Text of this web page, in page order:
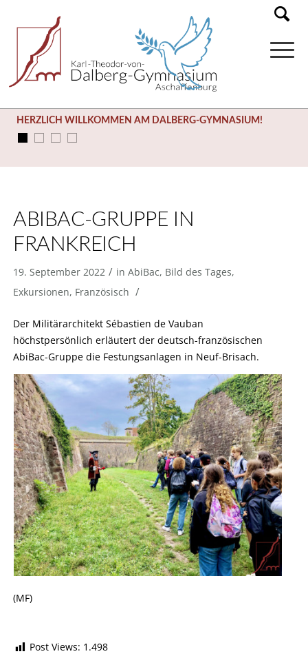
HERZLICH WILLKOMMEN AM DALBERG-GYMNASIUM!
ABIBAC-GRUPPE IN
FRANKREICH
19. September 2022 / in AbiBac, Bild des Tages,
Exkursionen, Französisch /
Der Militärarchitekt Sébastien de Vauban
höchstpersönlich erläutert der deutsch-französischen
AbiBac-Gruppe die Festungsanlagen in Neuf-Brisach.
(MF)
Post Views: 1.498